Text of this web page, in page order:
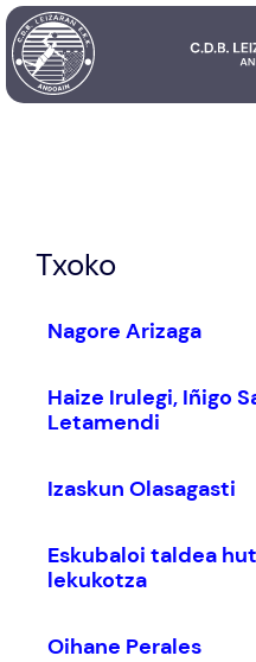
Txoko
Nagore Arizaga
Haize Irulegi, Iñigo
Letamendi
Izaskun Olasagasti
Eskubaloi taldea
lekukotza
Oihane Perales